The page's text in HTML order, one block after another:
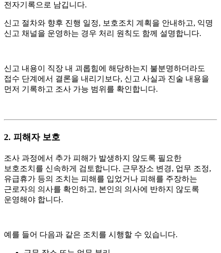
전자기록으로 남깁니다.
신고 절차와 향후 진행 일정, 보호조치 계획을 안내하고, 익명
신고 채널을 운영하는 경우 처리 원칙도 함께 설명합니다.
신고 내용이 직장 내 괴롭힘에 해당하는지 불분명하더라도
접수 단계에서 결론을 내리기보다, 신고 사실과 진술 내용을
먼저 기록하고 조사 가능 범위를 확인합니다.
2. 피해자 보호
조사 과정에서 추가 피해가 발생하지 않도록 필요한
보호조치를 신속하게 검토합니다. 근무장소 변경, 업무 조정,
유급휴가 등의 조치는 피해를 입었거나 피해를 주장하는
근로자의 의사를 확인하고, 본인의 의사에 반하지 않도록
운영해야 합니다.
예를 들어 다음과 같은 조치를 시행할 수 있습니다.